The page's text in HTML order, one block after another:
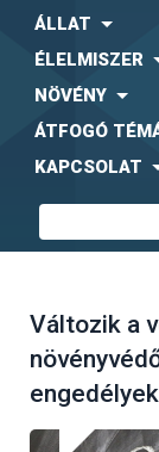
ÁLLAT
ÉLELMISZER
NÖVÉNY
ÁTFOGÓ
KAPCSOLAT
Változik a